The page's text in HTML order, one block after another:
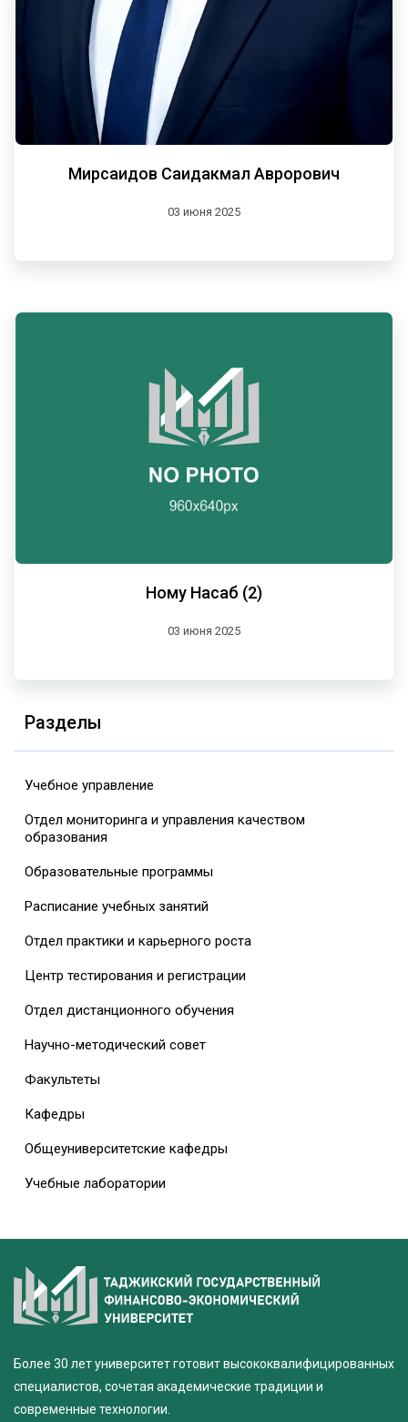
Мирсаидов Саидакмал Аврорович
03 июня 2025
Ному Насаб (2)
03 июня 2025
Разделы
Учебное управление
Отдел мониторинга и управления качеством
образования
Образовательные программы
Расписание учебных занятий
Отдел практики и карьерного роста
Центр тестирования и регистрации
Отдел дистанционного обучения
Научно-методический совет
Факультеты
Кафедры
Общеуниверситетские кафедры
Учебные лаборатории
Более 30 лет университет готовит высококвалифицированных
специалистов, сочетая академические традиции и
современные технологии.